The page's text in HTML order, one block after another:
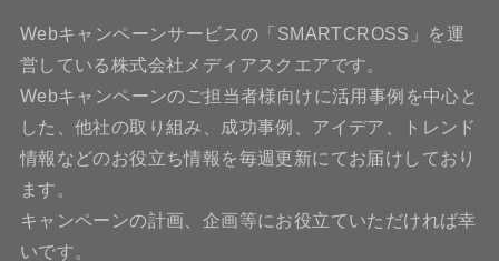
Webキャンペーンサービスの「SMARTCROSS」を運
営している株式会社メディアスクエアです。
Webキャンペーンのご担当者様向けに活用事例を中心と
した、他社の取り組み、成功事例、アイデア、トレンド
情報などのお役立ち情報を毎週更新にてお届けしており
ます。
キャンペーンの計画、企画等にお役立ていただければ幸
いです。